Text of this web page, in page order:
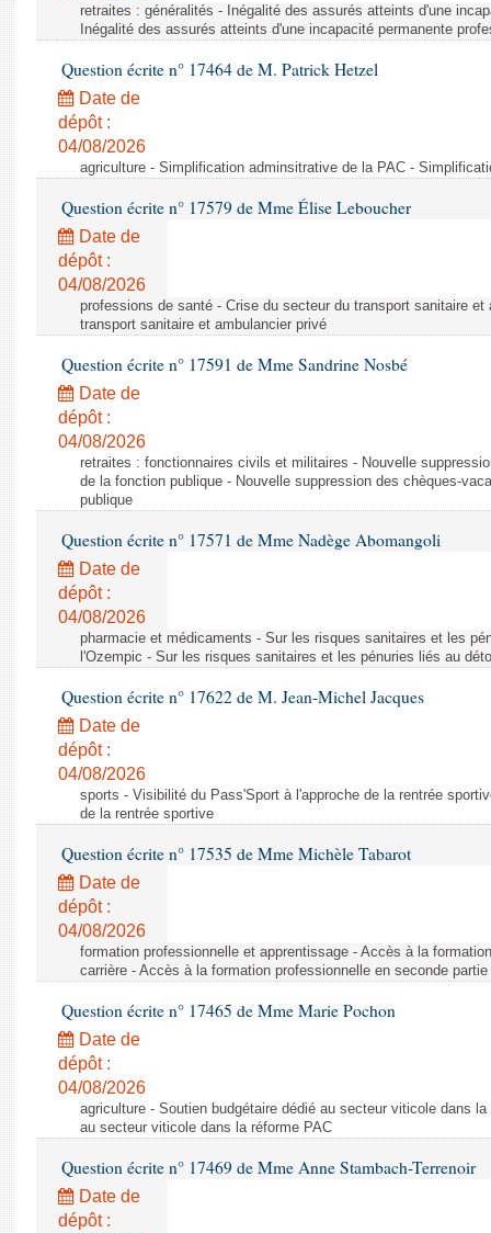
Baromètre de l’application des lois
Dossiers législatifs
Budget et sécurité sociale
Questions écrites et orales
Comptes rendus des débats
retraites : généralités - Inégalité des assurés atteints d'une
Inégalité des assurés atteints d'une incapacité permanente
Question écrite n° 17464 de M. Patrick Hetzel
Date de
dépôt :
04/08/2026
agriculture - Simplification adminsitrative de la PAC -
Question écrite n° 17579 de Mme Élise Leboucher
Date de
dépôt :
04/08/2026
professions de santé - Crise du secteur du transport sanitaire
transport sanitaire et ambulancier privé
Question écrite n° 17591 de Mme Sandrine Nosbé
Date de
dépôt :
04/08/2026
retraites : fonctionnaires civils et militaires - Nouvelle
de la fonction publique - Nouvelle suppression des chèques-
publique
Question écrite n° 17571 de Mme Nadège Abomangoli
Date de
dépôt :
04/08/2026
pharmacie et médicaments - Sur les risques sanitaires et les
l'Ozempic - Sur les risques sanitaires et les pénuries liés au
Question écrite n° 17622 de M. Jean-Michel Jacques
Date de
dépôt :
04/08/2026
sports - Visibilité du Pass'Sport à l'approche de la rentrée
de la rentrée sportive
Question écrite n° 17535 de Mme Michèle Tabarot
Date de
dépôt :
04/08/2026
formation professionnelle et apprentissage - Accès à la
carrière - Accès à la formation professionnelle en seconde partie
Question écrite n° 17465 de Mme Marie Pochon
Date de
dépôt :
04/08/2026
agriculture - Soutien budgétaire dédié au secteur viticole dans
au secteur viticole dans la réforme PAC
Question écrite n° 17469 de Mme Anne Stambach-Terrenoir
Date de
dépôt :